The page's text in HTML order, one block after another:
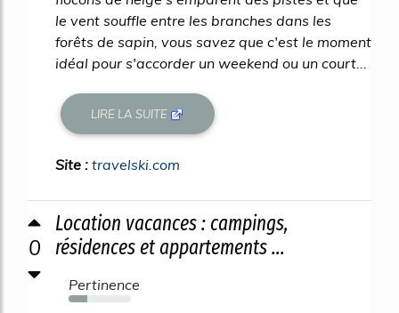
le vent souffle entre les branches dans les
forêts de sapin, vous savez que c'est le moment
idéal pour s'accorder un weekend ou un court...
LIRE LA SUITE
Site : travelski.com
0
Location vacances : campings,
résidences et appartements ...
Pertinence
30%